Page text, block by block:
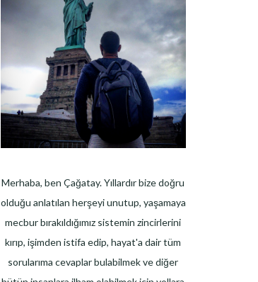
Merhaba, ben Çağatay. Yıllardır bize doğru
olduğu anlatılan herşeyi unutup, yaşamaya
mecbur bırakıldığımız sistemin zincirlerini
kırıp, işimden istifa edip, hayat'a dair tüm
sorularıma cevaplar bulabilmek ve diğer